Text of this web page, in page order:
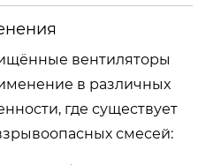
вентиляторы
в различных
где существует
смесей: